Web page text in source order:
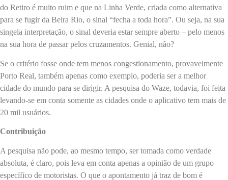
do Retiro é muito ruim e que na Linha Verde, criada como alternativa
para se fugir da Beira Rio, o sinal “fecha a toda hora”. Ou seja, na sua
singela interpretação, o sinal deveria estar sempre aberto – pelo menos
na sua hora de passar pelos cruzamentos. Genial, não?
Se o critério fosse onde tem menos congestionamento, provavelmente
Porto Real, também apenas como exemplo, poderia ser a melhor
cidade do mundo para se dirigir. A pesquisa do Waze, todavia, foi feita
levando-se em conta somente as cidades onde o aplicativo tem mais de
20 mil usuários.
Contribuição
A pesquisa não pode, ao mesmo tempo, ser tomada como verdade
absoluta, é claro, pois leva em conta apenas a opinião de um grupo
específico de motoristas. O que o apontamento já traz de bom é